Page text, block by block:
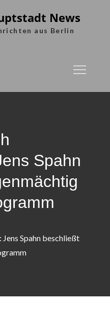
News
aus Berlin
Spahn
Spahn beschließt